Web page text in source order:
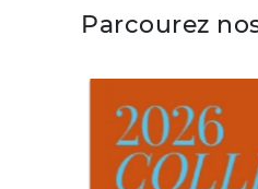
Parcourez